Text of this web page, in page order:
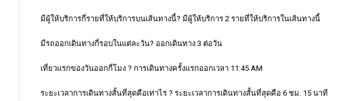
มีผู้ให้บริการกี่รายที่ให้บริการบนเส้นทางนี้? มีผู้ให้บริการ 2 รายที่ให้บริการในเส้นทางนี้
มีรถออกเดินทางกี่รอบในแต่ละวัน? ออกเดินทาง 3 ต่อวัน
เที่ยวแรกของวันออกกี่โมง ? การเดินทางครั้งแรกออกเวลา 11:45 AM
ระยะเวลาการเดินทางสั้นที่สุดคือเท่าไร ? ระยะเวลาการเดินทางสั้นที่สุดคือ 6 ชม. 15 นาที